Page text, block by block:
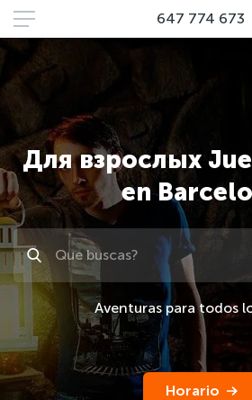
647 774 673
Для взрослых
en
Поиск
Aventuras para todos
Horario